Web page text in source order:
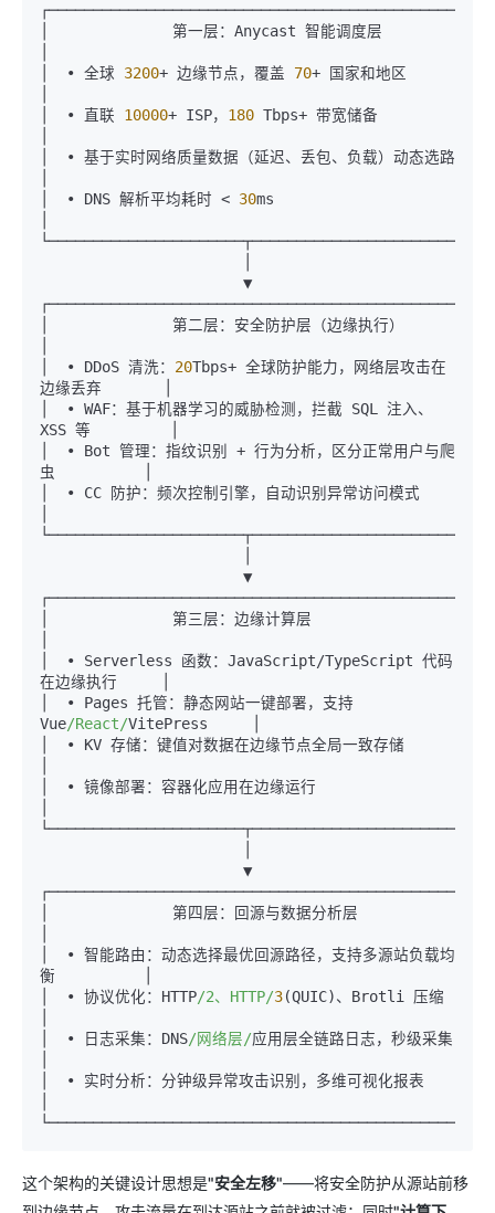
│              第一层：Anycast 智能调度层
│  • 全球 3200+ 边缘节点，覆盖 70+ 国家和地区
│  • 直联 10000+ ISP， 180 Tbps+ 带宽储备
│  • 基于实时网络质量数据（延迟、丢包、负载）动态选路
│  • DNS 解析平均耗时 < 30ms
│              第二层：安全防护层（边缘执行）
│  • DDoS 清洗： 20Tbps+ 全球防护能力，网络层攻击在
边缘丢弃       │
│  • WAF：基于机器学习的威胁检测，拦截 SQL 注入、
XSS 等         │
│  • Bot 管理：指纹识别 + 行为分析，区分正常用户与爬
虫          │
│  • CC 防护：频次控制引擎，自动识别异常访问模式
│              第三层：边缘计算层
│  • Serverless 函数：JavaScript/TypeScript 代码
在边缘执行     │
│  • Pages 托管：静态网站一键部署，支持
Vue/React/VitePress     │
│  • KV 存储：键值对数据在边缘节点全局一致存储
│  • 镜像部署：容器化应用在边缘运行
│              第四层：回源与数据分析层
│  • 智能路由：动态选择最优回源路径，支持多源站负载均
衡          │
│  • 协议优化：HTTP/2、HTTP/3(QUIC)、Brotli 压缩
│  • 日志采集：DNS/网络层/应用层全链路日志，秒级采集
│  • 实时分析：分钟级异常攻击识别，多维可视化报表
这个架构的关键设计思想是"安全左移"——将安全防护从源站前移